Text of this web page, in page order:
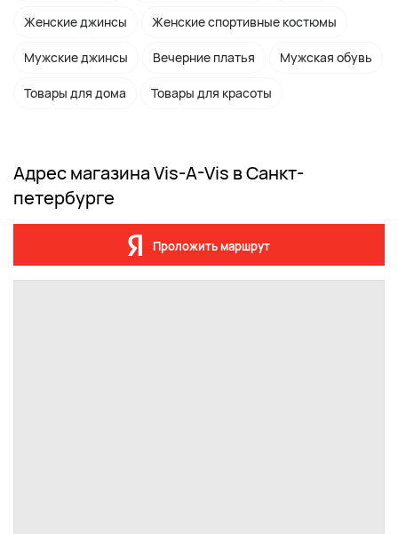
Женские джинсы Женские спортивные костюмы
Мужские джинсы Вечерние платья Мужская обувь
Товары для дома Товары для красоты
Адрес магазина Vis-A-Vis в Санкт-
петербурге
Проложить маршрут